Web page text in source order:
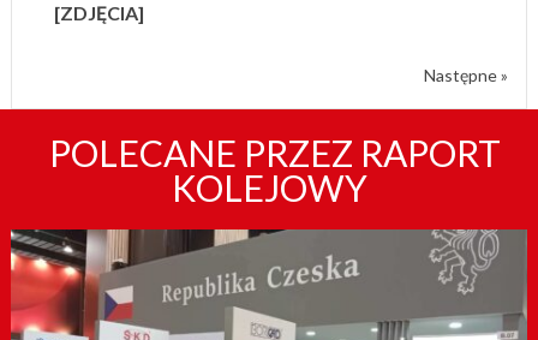
[ZDJĘCIA]
Następne »
POLECANE PRZEZ RAPORT
KOLEJOWY